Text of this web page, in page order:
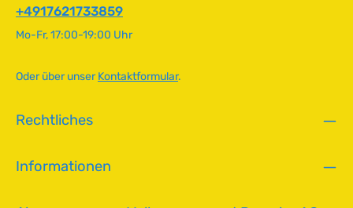
+4917621733859
Mo-Fr, 17:00-19:00 Uhr
Oder über unserKontaktformular.
Rechtliches
Informationen